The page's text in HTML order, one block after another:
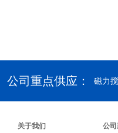
公司重点供应： 磁力
关于我们 公司